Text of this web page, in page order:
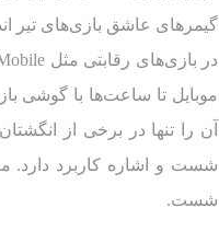
گیمرهای عاشق بازی‌های تیر
موبایل تا ساعت‌ها با گوشی
آن را تنها در برخی از
شست و اشاره کاربرد دارد.
شست.